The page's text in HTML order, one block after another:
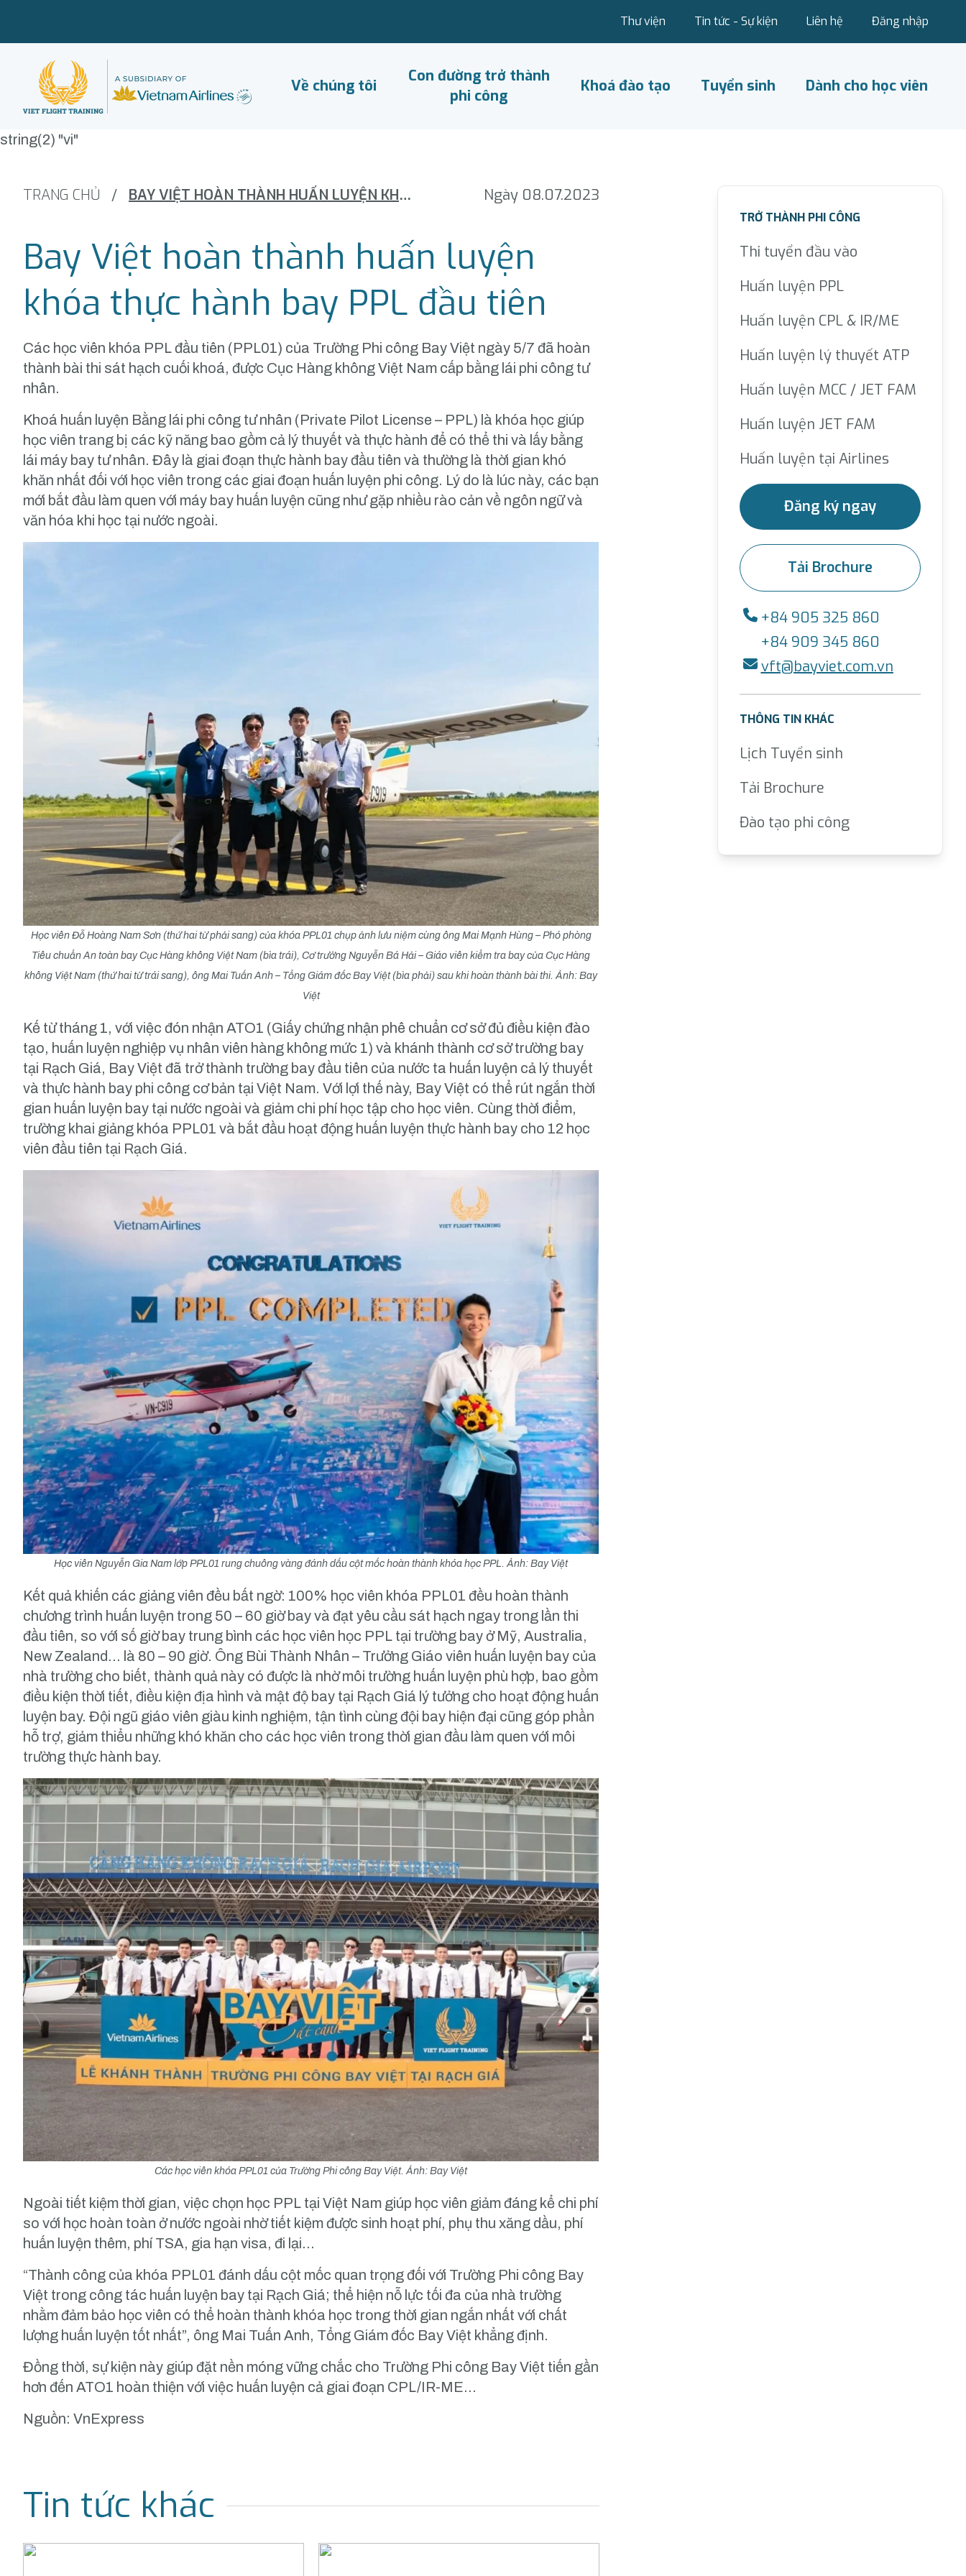
Thư viện Tin tức - Sự kiện Liên hệ Đăng nhập
Về chúng tôi
Con đường trở thành
phi công
Khoá đào tạo Tuyển sinh Dành cho học viên
string(2) "vi"
TRANG CHỦ / BAY VIỆT HOÀN THÀNH HUẤN LUYỆN KHÓA THỰC HÀNH BAY PPL ĐẦU TIÊN Ngày 08.07.2023
Bay Việt hoàn thành huấn luyện
khóa thực hành bay PPL đầu tiên
Các học viên khóa PPL đầu tiên (PPL01) của Trường Phi công Bay Việt ngày 5/7 đã hoàn
thành bài thi sát hạch cuối khoá, được Cục Hàng không Việt Nam cấp bằng lái phi công tư
nhân.
Khoá huấn luyện Bằng lái phi công tư nhân (Private Pilot License – PPL) là khóa học giúp
học viên trang bị các kỹ năng bao gồm cả lý thuyết và thực hành để có thể thi và lấy bằng
lái máy bay tư nhân. Đây là giai đoạn thực hành bay đầu tiên và thường là thời gian khó
khăn nhất đối với học viên trong các giai đoạn huấn luyện phi công. Lý do là lúc này, các bạn
mới bắt đầu làm quen với máy bay huấn luyện cũng như gặp nhiều rào cản về ngôn ngữ và
văn hóa khi học tại nước ngoài.
Học viên Đỗ Hoàng Nam Sơn (thứ hai từ phải sang) của khóa PPL01 chụp ảnh lưu niệm cùng ông Mai Mạnh Hùng – Phó phòng
Tiêu chuẩn An toàn bay Cục Hàng không Việt Nam (bìa trái), Cơ trưởng Nguyễn Bá Hải – Giáo viên kiểm tra bay của Cục Hàng
không Việt Nam (thứ hai từ trái sang), ông Mai Tuấn Anh – Tổng Giám đốc Bay Việt (bìa phải) sau khi hoàn thành bài thi. Ảnh: Bay
Việt
Kế từ tháng 1, với việc đón nhận ATO1 (Giấy chứng nhận phê chuẩn cơ sở đủ điều kiện đào
tạo, huấn luyện nghiệp vụ nhân viên hàng không mức 1) và khánh thành cơ sở trường bay
tại Rạch Giá, Bay Việt đã trở thành trường bay đầu tiên của nước ta huấn luyện cả lý thuyết
và thực hành bay phi công cơ bản tại Việt Nam. Với lợi thế này, Bay Việt có thể rút ngắn thời
gian huấn luyện bay tại nước ngoài và giảm chi phí học tập cho học viên. Cùng thời điểm,
trường khai giảng khóa PPL01 và bắt đầu hoạt động huấn luyện thực hành bay cho 12 học
viên đầu tiên tại Rạch Giá.
Học viên Nguyễn Gia Nam lớp PPL01 rung chuông vàng đánh dấu cột mốc hoàn thành khóa học PPL. Ảnh: Bay Việt
Kết quả khiến các giảng viên đều bất ngờ: 100% học viên khóa PPL01 đều hoàn thành
chương trình huấn luyện trong 50 – 60 giờ bay và đạt yêu cầu sát hạch ngay trong lần thi
đầu tiên, so với số giờ bay trung bình các học viên học PPL tại trường bay ở Mỹ, Australia,
New Zealand… là 80 – 90 giờ. Ông Bùi Thành Nhân – Trưởng Giáo viên huấn luyện bay của
nhà trường cho biết, thành quả này có được là nhờ môi trường huấn luyện phù hợp, bao gồm
điều kiện thời tiết, điều kiện địa hình và mật độ bay tại Rạch Giá lý tưởng cho hoạt động huấn
luyện bay. Đội ngũ giáo viên giàu kinh nghiệm, tận tình cùng đội bay hiện đại cũng góp phần
hỗ trợ, giảm thiểu những khó khăn cho các học viên trong thời gian đầu làm quen với môi
trường thực hành bay.
Các học viên khóa PPL01 của Trường Phi công Bay Việt. Ảnh: Bay Việt
Ngoài tiết kiệm thời gian, việc chọn học PPL tại Việt Nam giúp học viên giảm đáng kể chi phí
so với học hoàn toàn ở nước ngoài nhờ tiết kiệm được sinh hoạt phí, phụ thu xăng dầu, phí
huấn luyện thêm, phí TSA, gia hạn visa, đi lại…
“Thành công của khóa PPL01 đánh dấu cột mốc quan trọng đối với Trường Phi công Bay
Việt trong công tác huấn luyện bay tại Rạch Giá; thể hiện nỗ lực tối đa của nhà trường
nhằm đảm bảo học viên có thể hoàn thành khóa học trong thời gian ngắn nhất với chất
lượng huấn luyện tốt nhất”, ông Mai Tuấn Anh, Tổng Giám đốc Bay Việt khẳng định.
Đồng thời, sự kiện này giúp đặt nền móng vững chắc cho Trường Phi công Bay Việt tiến gần
hơn đến ATO1 hoàn thiện với việc huấn luyện cả giai đoạn CPL/IR-ME…
Nguồn: VnExpress
Tin tức khác
TRỞ THÀNH PHI CÔNG
Thi tuyển đầu vào
Huấn luyện PPL
Huấn luyện CPL & IR/ME
Huấn luyện lý thuyết ATP
Huấn luyện MCC / JET FAM
Huấn luyện JET FAM
Huấn luyện tại Airlines
Đăng ký ngay
Tải Brochure
+84 905 325 860
+84 909 345 860
vft@bayviet.com.vn
THÔNG TIN KHÁC
Lịch Tuyển sinh
Tải Brochure
Đào tạo phi công